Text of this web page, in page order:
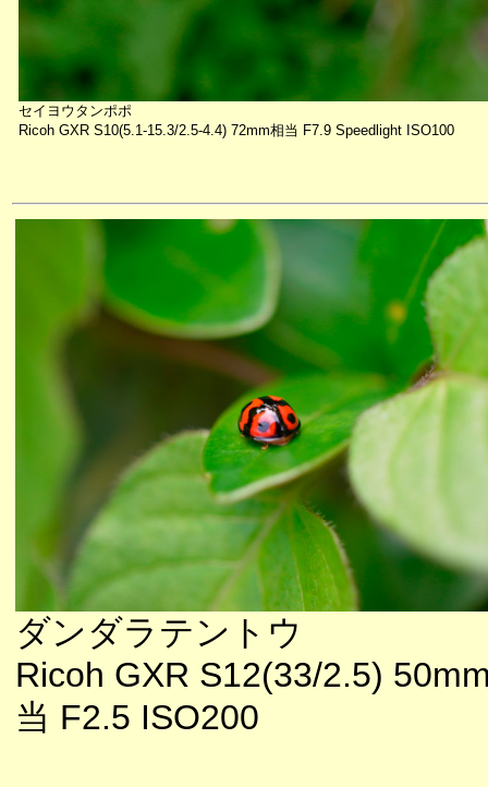
セイヨウタンポポ
Ricoh GXR S10(5.1-15.3/2.5-4.4) 72mm相当 F7.9 Speedlight ISO100
ダンダラテントウ
Ricoh GXR S12(33/2.5)
当 F2.5 ISO200